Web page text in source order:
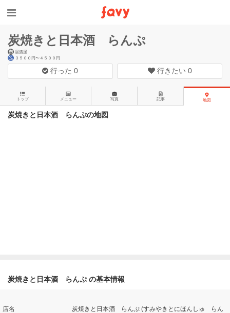
炭焼きと日本酒 らんぷ
居酒屋
３５００円〜４５００円
行った0 行きたい 0
トップ メニュー 写真 記事 地図
炭焼きと日本酒 らんぷの地図
炭焼きと日本酒 らんぷ の基本情報
店名
炭焼きと日本酒 らんぷ (すみやきとにほんしゅ らん